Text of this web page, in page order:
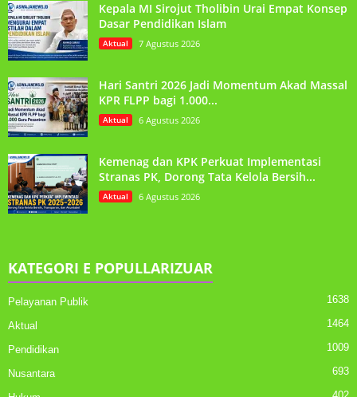
Kepala MI Sirojut Tholibin Urai Empat Konsep
Dasar Pendidikan Islam
Aktual 7 Agustus 2026
Hari Santri 2026 Jadi Momentum Akad Massal
KPR FLPP bagi 1.000...
Aktual 6 Agustus 2026
Kemenag dan KPK Perkuat Implementasi
Stranas PK, Dorong Tata Kelola Bersih...
Aktual 6 Agustus 2026
KATEGORI E POPULLARIZUAR
Pelayanan Publik 1638
Aktual 1464
Pendidikan 1009
Nusantara 693